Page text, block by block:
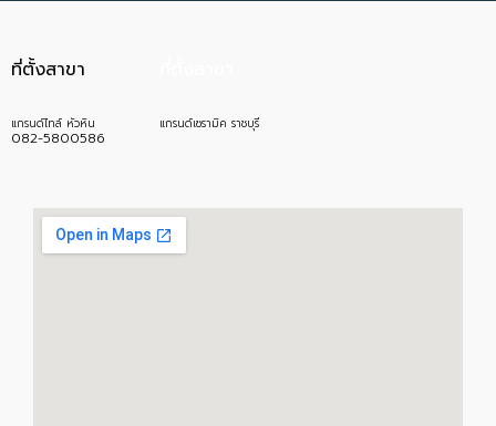
ที่ตั้งสาขา
แกรนด์ไทล์ หัวหิน
082-5800586
แกรนด์เซรามิค ราชบุรี